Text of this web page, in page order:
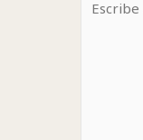
aquí...